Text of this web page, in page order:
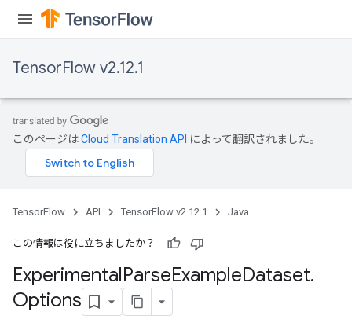
TensorFlow v2.12.1
このページはCloud Translation API によって翻訳されました。
TensorFlow API TensorFlow v2.12.1 Java
この情報は役に立ちましたか？
ExperimentalParseExampleDataset.
Options